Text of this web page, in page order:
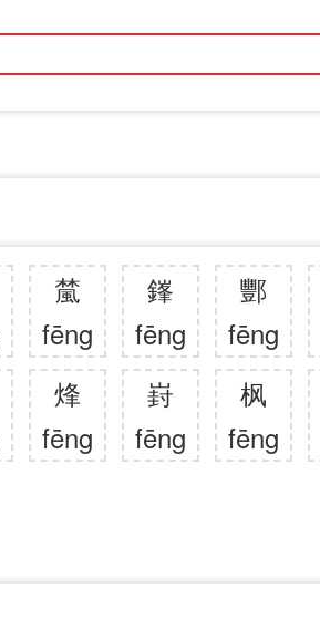
檒
fēng
鎽
fēng
酆
fēng
烽
fēng
崶
fēng
枫
fēng